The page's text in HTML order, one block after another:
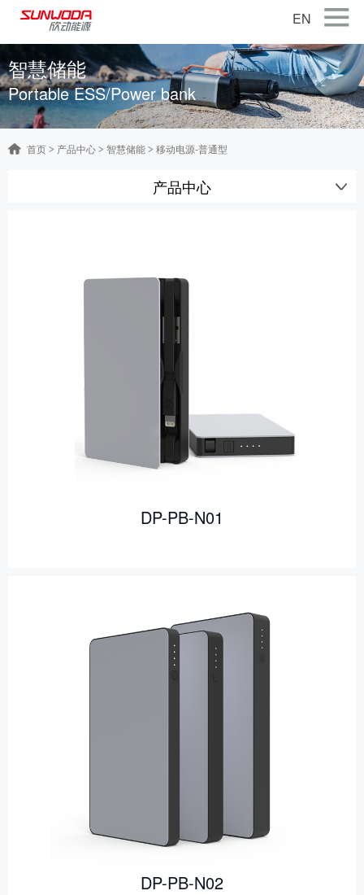
关于公司
产品中心
EN
智慧储能
Portable ESS/Power bank
首页 > 产品中心 > 智慧储能 > 移动电源-普通型
产品中心
DP-PB-N01
DP-PB-N02